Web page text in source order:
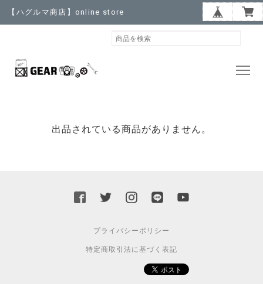
【ハグルマ商店】online store
出品されている商品がありません。
プライバシーポリシー
特定商取引法に基づく表記